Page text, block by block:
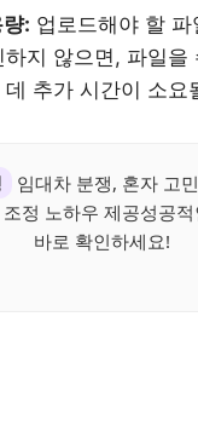
: 업로드해야 할
하지 않으면, 파일을
데 추가 시간이 소요
임대차 분쟁, 혼자 고
정 노하우 제공성공
바로 확인하세요!